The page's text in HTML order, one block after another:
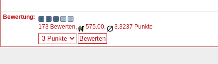
Bewertung:
173 Bewerten,
575.00, 3.3237 Punkte